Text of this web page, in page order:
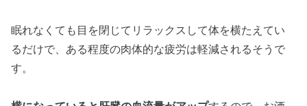
眠れなくても目を閉じてリラックスして体を横たえてい
るだけで、ある程度の肉体的な疲労は軽減されるそうで
す。